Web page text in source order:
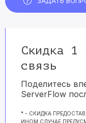
Скидка 1
связь
Поделитесь
ServerFlow
* - СКИДКА
ИНОМ СЛУЧАЕ